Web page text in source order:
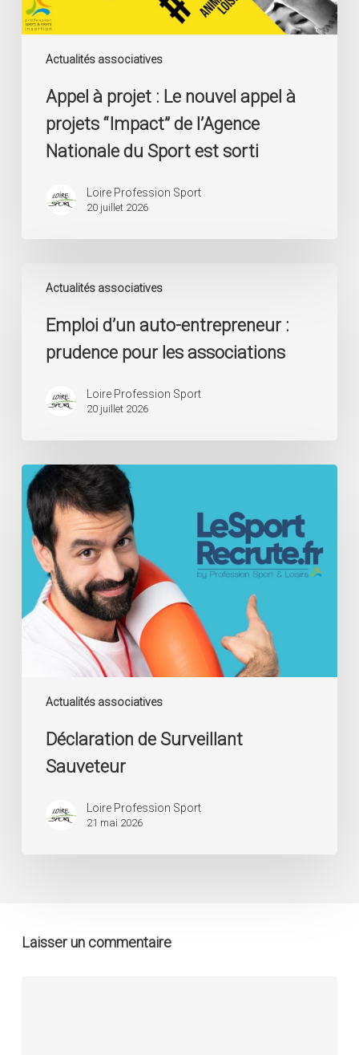
Actualités associatives
de
l’Agence
Appel à projet : Le nouvel appel à
projets “Impact” de l’Agence
Nationale du Sport est sorti
Loire Profession Sport
20 juillet 2026
Actualités associatives
entrepreneur
prudence
associations
Emploi d’un auto-entrepreneur :
prudence pour les associations
Loire Profession Sport
20 juillet 2026
Actualités associatives
Déclaration
de
Surveillant
Sauveteur
Déclaration de Surveillant
Sauveteur
Loire Profession Sport
21 mai 2026
Laisser un commentaire